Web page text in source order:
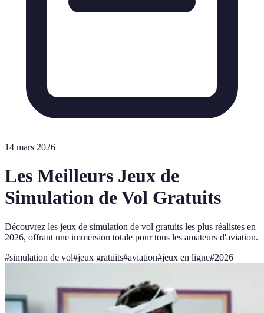
14 mars 2026
Les Meilleurs Jeux de
Simulation de Vol Gratuits
Découvrez les jeux de simulation de vol gratuits les plus réalistes en
2026, offrant une immersion totale pour tous les amateurs d'aviation.
#simulation de vol#jeux gratuits#aviation#jeux en ligne#2026